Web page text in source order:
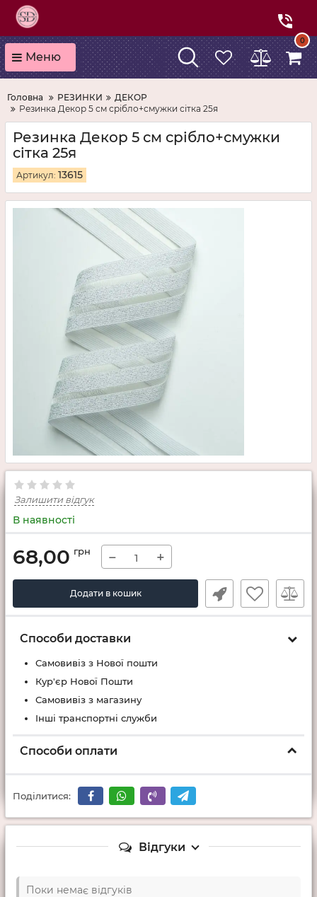
Меню
0
Головна РЕЗИНКИ
ДЕКОР
Резинка Декор 5 см срібло+смужки сітка 25я
Резинка Декор 5 см срібло+смужки
сітка 25я
Артикул: 13615
Залишити відгук
В наявності
68,00 грн − +
Додати в кошик
Способи доставки
Самовивіз з Нової пошти
Кур'єр Нової Пошти
Самовивіз з магазину
Інші транспортні служби
Способи оплати
Поділитися:
Відгуки
Поки немає відгуків